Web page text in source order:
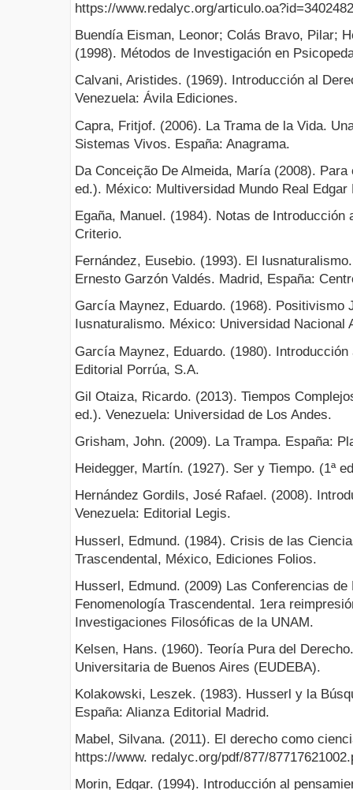
https://www.redalyc.org/
Buendía Eisman, Leonor; Colás Bravo, Pilar;
(1998). Métodos de Investigación en
Calvani, Aristides. (1969). Introducción al
Venezuela: Ávila Ediciones.
Capra, Fritjof. (2006). La Trama de la Vida.
Sistemas Vivos. España: Anagrama.
Da Conceição De Almeida, María (2008).
ed.). México: Multiversidad Mundo Real Edgar
Egaña, Manuel. (1984). Notas de Introducción
Criterio.
Fernández, Eusebio. (1993). El
Ernesto Garzón Valdés. Madrid, España:
García Maynez, Eduardo. (1968). Positivismo
Iusnaturalismo. México: Universidad Nacional
García Maynez, Eduardo. (1980).
Editorial Porrúa, S.A.
Gil Otaiza, Ricardo. (2013). Tiempos
ed.). Venezuela: Universidad de Los Andes.
Grisham, John. (2009). La Trampa. España:
Heidegger, Martín. (1927). Ser y Tiempo. (1ª
Hernández Gordils, José Rafael. (2008).
Venezuela: Editorial Legis.
Husserl, Edmund. (1984). Crisis de las
Trascendental, México, Ediciones Folios.
Husserl, Edmund. (2009) Las Conferencias
Fenomenología Trascendental. 1era
Investigaciones Filosóficas de la UNAM.
Kelsen, Hans. (1960). Teoría Pura del
Universitaria de Buenos Aires (EUDEBA).
Kolakowski, Leszek. (1983). Husserl y la
España: Alianza Editorial Madrid.
Mabel, Silvana. (2011). El derecho como
https://www. redalyc.org/pdf/877/
Morin, Edgar. (1994). Introducción al